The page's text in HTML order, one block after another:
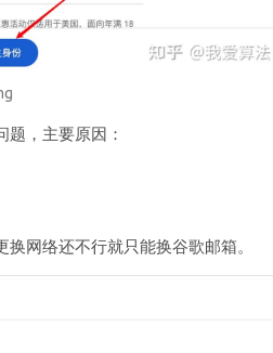
题，主要原因：
网络还不行就只能换谷歌邮箱。